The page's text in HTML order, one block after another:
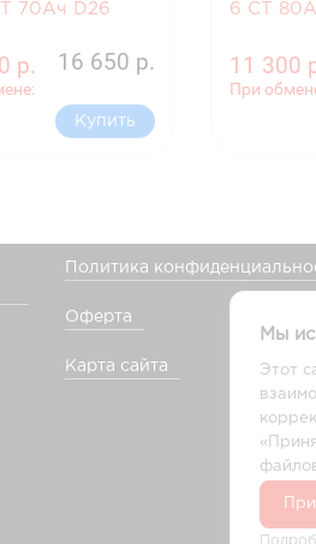
70Ач D26
р. 16 650 р.
Купить
6 СТ
При
11 300
Политика
Оферта
Карта сайта
Мы
Этот